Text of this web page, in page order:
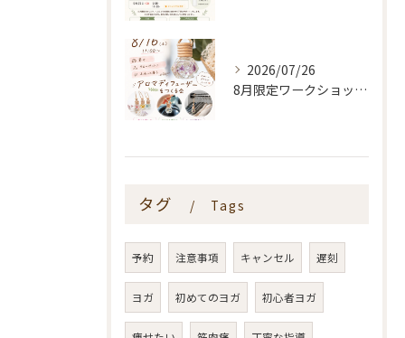
2026/07/26
8月限定ワークショップ🌿🫧
タグ Tags
予約 注意事項 キャンセル 遅刻
ヨガ 初めてのヨガ 初心者ヨガ